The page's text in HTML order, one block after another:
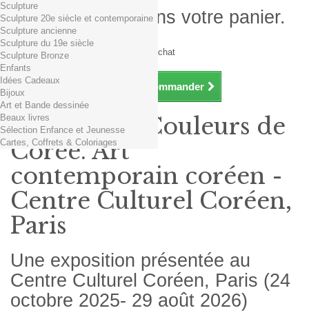
Il y a 1 produit dans votre panier.
Total produits TTC
Frais de port TTC
0,01€ dès 29€ d'achat
Total TTC
Continuer mes achats Commander
Sculpture
Sculpture 20e siècle et contemporaine
Sculpture ancienne
Sculpture du 19e siècle
Sculpture Bronze
Enfants
Idées Cadeaux
Bijoux
Art et Bande dessinée
Beaux livres
Sélection Enfance et Jeunesse
Cartes, Coffrets & Coloriages
Exposition Couleurs de
Corée. Art
contemporain coréen -
Centre Culturel Coréen,
Paris
Une exposition présentée au
Centre Culturel Coréen, Paris (24
octobre 2025- 29 août 2026)